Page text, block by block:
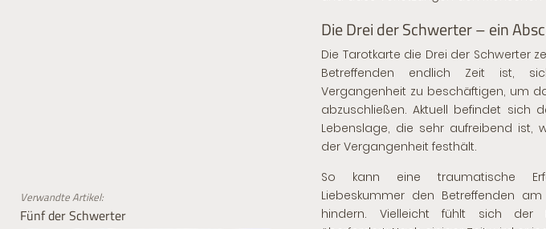
Verwandte Artikel:
Fünf der Schwerter
Die Drei der Schwerter – ein
Die Tarotkarte die Drei der Schwerter
Betreffenden endlich Zeit ist,
Vergangenheit zu beschäftigen, um
abzuschließen. Aktuell befindet sich
Lebenslage, die sehr aufreibend ist,
der Vergangenheit festhält.
So kann eine traumatische
Liebeskummer den Betreffenden
hindern. Vielleicht fühlt sich der